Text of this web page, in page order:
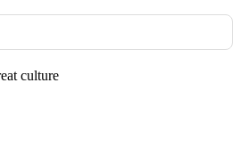
culture